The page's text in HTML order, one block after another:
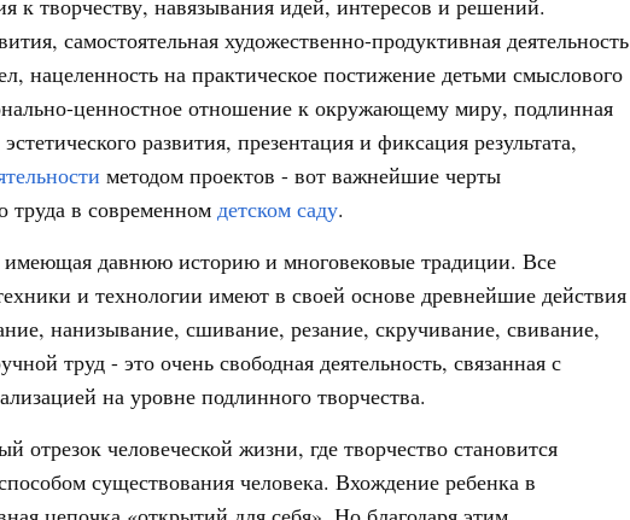
к творчеству, навязывания идей, интересов и решений.
самостоятельная художественно-продуктивная деятельность
нацеленность на практическое постижение детьми смыслового
ценностное отношение к окружающему миру, подлинная
развития, презентация и фиксация результата,
методом проектов - вот важнейшие черты
труда в современном детском саду.
имеющая давнюю историю и многовековые традиции. Все
и технологии имеют в своей основе древнейшие действия
нанизывание, сшивание, резание, скручивание, свивание,
труд - это очень свободная деятельность, связанная с
на уровне подлинного творчества.
отрезок человеческой жизни, где творчество становится
существования человека. Вхождение ребенка в